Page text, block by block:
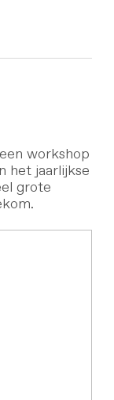
workshop
het jaarlijkse
grote